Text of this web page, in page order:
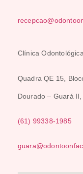
Clínica
Quadra QE 15,
Dourado – Guará
(61) 99338-1985